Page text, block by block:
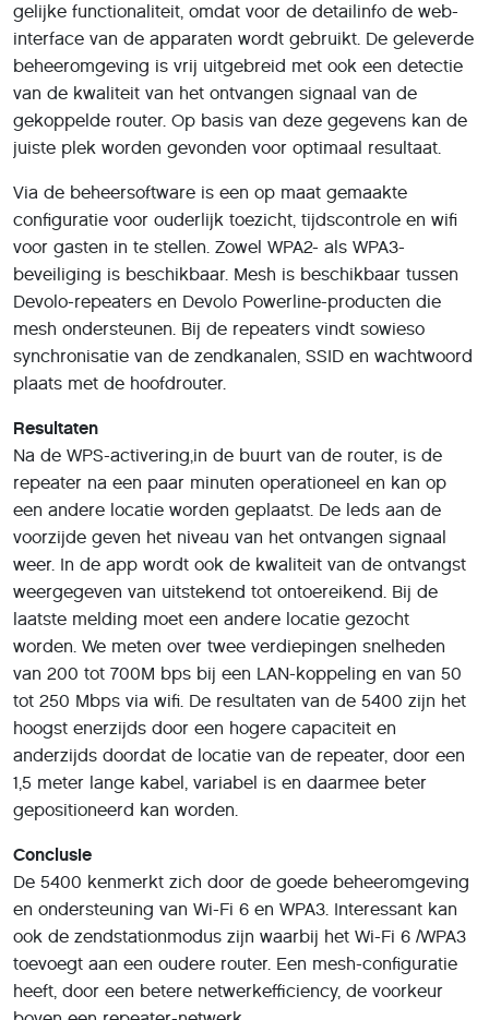
gelijke functionaliteit, omdat voor de detailinfo de web-
interface van de apparaten wordt gebruikt. De geleverde
beheeromgeving is vrij uitgebreid met ook een detectie
van de kwaliteit van het ontvangen signaal van de
gekoppelde router. Op basis van deze gegevens kan de
juiste plek worden gevonden voor optimaal resultaat.
Via de beheersoftware is een op maat gemaakte
configuratie voor ouderlijk toezicht, tijdscontrole en wifi
voor gasten in te stellen. Zowel WPA2- als WPA3-
beveiliging is beschikbaar. Mesh is beschikbaar tussen
Devolo-repeaters en Devolo Powerline-producten die
mesh ondersteunen. Bij de repeaters vindt sowieso
synchronisatie van de zendkanalen, SSID en wachtwoord
plaats met de hoofdrouter.
Resultaten
Na de WPS-activering,in de buurt van de router, is de
repeater na een paar minuten operationeel en kan op
een andere locatie worden geplaatst. De leds aan de
voorzijde geven het niveau van het ontvangen signaal
weer. In de app wordt ook de kwaliteit van de ontvangst
weergegeven van uitstekend tot ontoereikend. Bij de
laatste melding moet een andere locatie gezocht
worden. We meten over twee verdiepingen snelheden
van 200 tot 700M bps bij een LAN-koppeling en van 50
tot 250 Mbps via wifi. De resultaten van de 5400 zijn het
hoogst enerzijds door een hogere capaciteit en
anderzijds doordat de locatie van de repeater, door een
1,5 meter lange kabel, variabel is en daarmee beter
gepositioneerd kan worden.
Conclusie
De 5400 kenmerkt zich door de goede beheeromgeving
en ondersteuning van Wi-Fi 6 en WPA3. Interessant kan
ook de zendstationmodus zijn waarbij het Wi-Fi 6 /WPA3
toevoegt aan een oudere router. Een mesh-configuratie
heeft, door een betere netwerkefficiency, de voorkeur